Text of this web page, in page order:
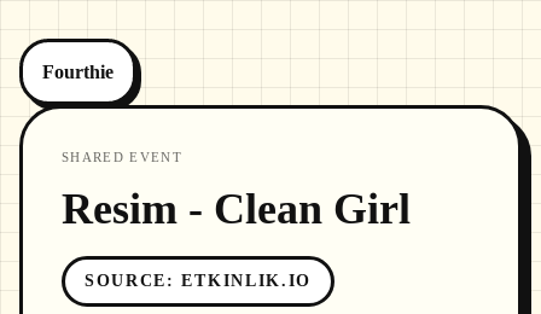
Fourthie
SHARED EVENT
Resim - Clean Girl
SOURCE :ETKINLIK.IO